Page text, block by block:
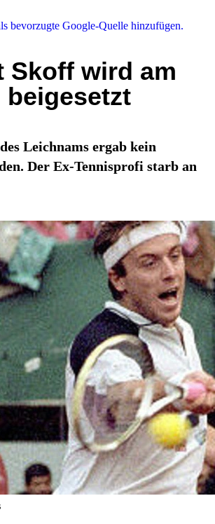
bevorzugte Google-Quelle hinzufügen.
Skoff wird am
beigesetzt
Leichnams ergab kein
Der Ex-Tennisprofi starb an